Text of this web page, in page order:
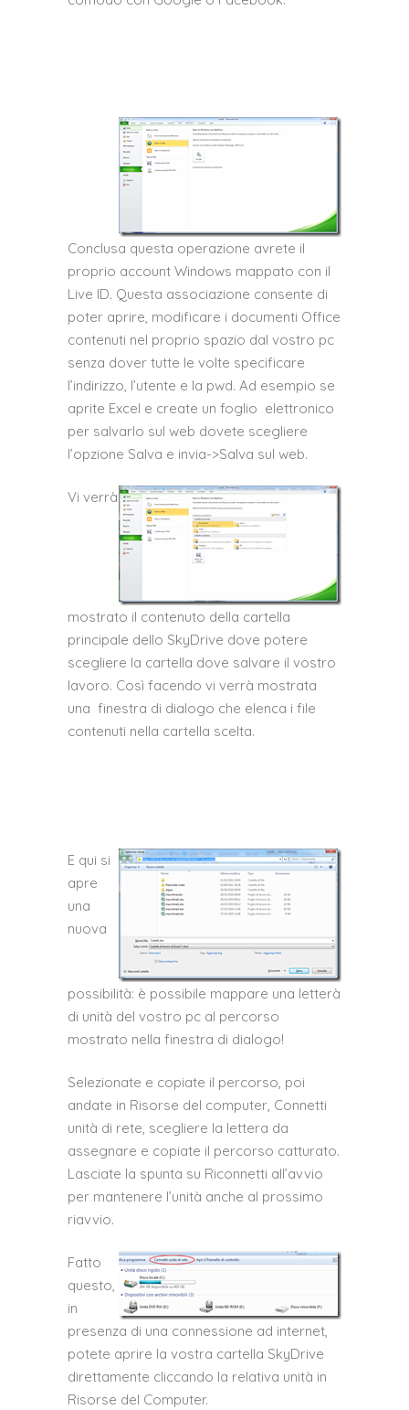
Conclusa questa operazione avrete il
proprio account Windows mappato con il
Live ID. Questa associazione consente di
poter aprire, modificare i documenti Office
contenuti nel proprio spazio dal vostro pc
senza dover tutte le volte specificare
l’indirizzo, l’utente e la pwd. Ad esempio se
aprite Excel e create un foglio elettronico
per salvarlo sul web dovete scegliere
l’opzione Salva e invia->Salva sul web.
Vi verrà
mostrato il contenuto della cartella
principale dello SkyDrive dove potere
scegliere la cartella dove salvare il vostro
lavoro. Così facendo vi verrà mostrata
una finestra di dialogo che elenca i file
contenuti nella cartella scelta.
E qui si
apre
una
nuova
possibilità: è possibile mappare una letterà
di unità del vostro pc al percorso
mostrato nella finestra di dialogo!
Selezionate e copiate il percorso, poi
andate in Risorse del computer, Connetti
unità di rete, scegliere la lettera da
assegnare e copiate il percorso catturato.
Lasciate la spunta su Riconnetti all’avvio
per mantenere l’unità anche al prossimo
riavvio.
Fatto
questo,
in
presenza di una connessione ad internet,
potete aprire la vostra cartella SkyDrive
direttamente cliccando la relativa unità in
Risorse del Computer.